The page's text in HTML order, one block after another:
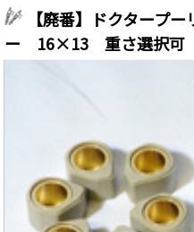
【廃番】ドクタープ
ー 16×13 重さ選択可